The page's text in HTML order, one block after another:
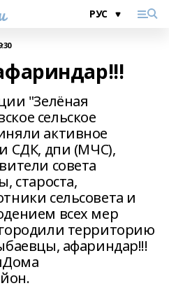
"Зелёная
сельское
активное
СДК, дпи (МЧС),
совета
староста,
сельсовета и
всех мер
территорию
афариндар!!!